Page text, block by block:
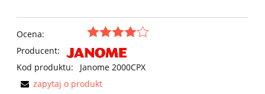
Ocena:
Producent:
Kod produktu:
Janome 2000CPX
zapytaj o produkt